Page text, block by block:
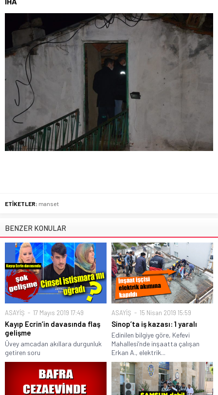
ETİKETLER: manset
BENZER KONULAR
ASAYİŞ 17 Mayıs 2019 17:49
Kayıp Ecrin’in davasında flaş
gelişme
Üvey amcadan akıllara durgunluk
getiren soru
ASAYİŞ 15 Nisan 2019 15:59
Sinop’ta iş kazası: 1 yaralı
Edinilen bilgiye göre, Kefevi
Mahallesi’nde inşaatta çalışan
Erkan A., elektrik...